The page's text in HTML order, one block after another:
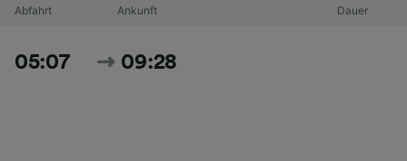
Abfahrt Ankunft Dauer
05:07 09:28